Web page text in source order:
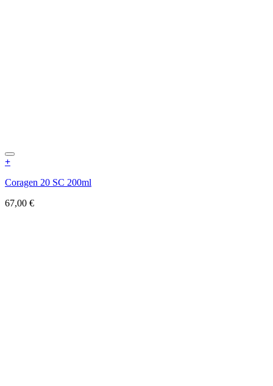
+
Coragen 20 SC 200ml
67,00 €